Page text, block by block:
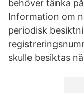
behöver tänka
Information om
periodisk
skulle besiktas